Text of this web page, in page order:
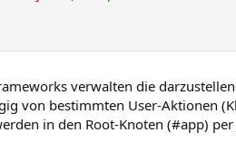
verwalten die
von bestimmten User-Aktionen
in den Root-Knoten (#app) per